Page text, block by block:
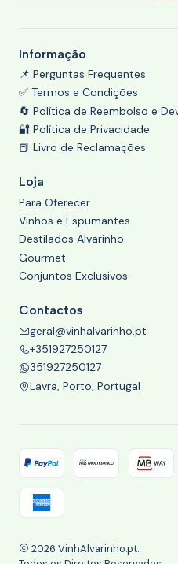
Informação
📌 Perguntas Frequentes
✅ Termos e Condições
🔄 Política de Reembolso e
🔐 Política de Privacidade
📕 Livro de Reclamações
Loja
Para Oferecer
Vinhos e Espumantes
Destilados Alvarinho
Gourmet
Conjuntos Exclusivos
Contactos
geral@vinhalvarinho.pt
+351927250127
351927250127
Lavra, Porto, Portugal
2026 VinhAlvarinho.pt.